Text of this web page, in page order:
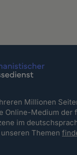
Millionen
Online-Medium der
im
Themen